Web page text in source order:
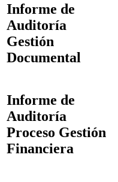
Informe de
Auditoría
Gestión
Documental
Informe de
Auditoría
Proceso Gestión
Financiera